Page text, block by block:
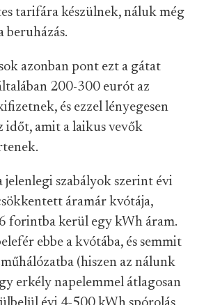
tarifára készülnek, náluk még
beruházás.
azonban pont ezt a gátat
200-300 eurót az
és ezzel lényegesen
időt, amit a laikus vevők
szabályok szerint évi
áramár kvótája,
forintba kerül egy kWh áram.
ebbe a kvótába, és semmit
(hiszen az nálunk
erkély napelemmel átlagosan